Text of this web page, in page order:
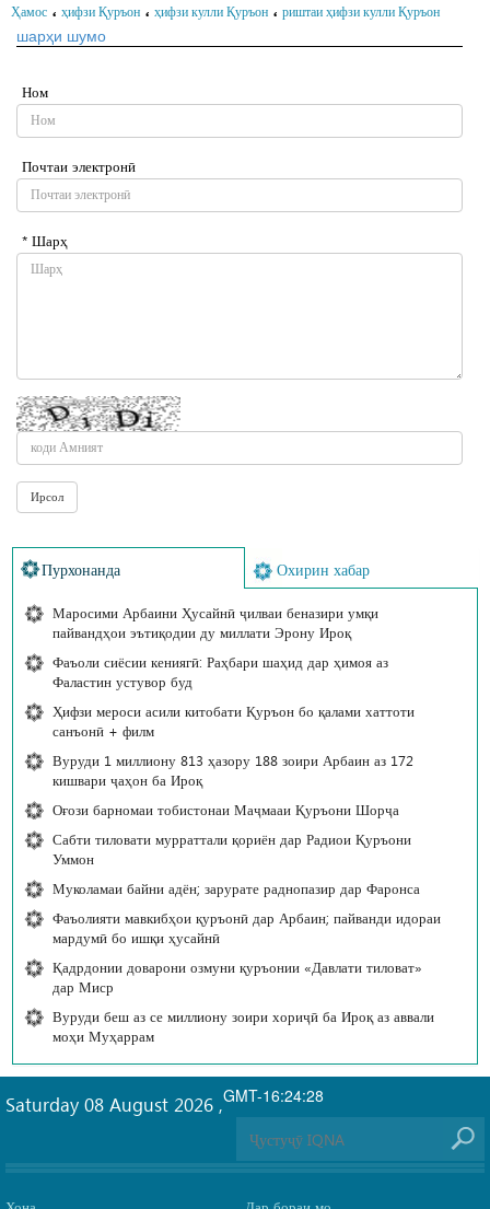
Ҳамос ، ҳифзи Қуръон ، ҳифзи кулли Қуръон ، риштаи ҳифзи кулли Қуръон
шарҳи шумо
Ном
Почтаи электронӣ
* Шарҳ
Пурхонанда Охирин хабар
Маросими Арбаини Ҳусайнӣ ҷилваи беназири умқи
пайвандҳои эътиқодии ду миллати Эрону Ироқ
Фаъоли сиёсии кениягӣ: Раҳбари шаҳид дар ҳимоя аз
Фаластин устувор буд
Ҳифзи мероси асили китобати Қуръон бо қалами хаттоти
санъонӣ + филм
Вуруди 1 миллиону 813 ҳазору 188 зоири Арбаин аз 172
кишвари ҷаҳон ба Ироқ
Оғози барномаи тобистонаи Маҷмааи Қуръони Шорҷа
Сабти тиловати мурраттали қориён дар Радиои Қуръони
Уммон
Муколамаи байни адён; зарурате раднопазир дар Фаронса
Фаъолияти мавкибҳои қуръонӣ дар Арбаин; пайванди идораи
мардумӣ бо ишқи ҳусайнӣ
Қадрдонии доварони озмуни қуръонии «Давлати тиловат»
дар Миср
Вуруди беш аз се миллиону зоири хориҷӣ ба Ироқ аз аввали
моҳи Муҳаррам
GMT-16:24:28
Saturday 08 August 2026 ,